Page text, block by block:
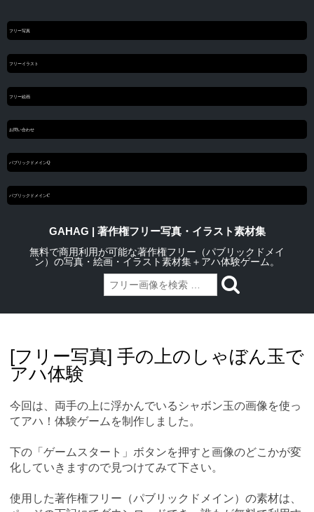
フリー写真
フリーイラスト
フリー絵画
お問い合わせ
パブリックドメインQ
パブリックドメインC
GAHAG | 著作権フリー写真・イラスト素材集
無料で商用利用が可能な著作権フリー（パブリックドメイ
ン）の写真・絵画・イラスト素材集＋アハ体験ゲーム。
content[フリー写真] 手の上のしゃぼん玉で
アハ体験
今回は、両手の上に浮かんでいるシャボン玉の画像を使っ
てアハ！体験ゲームを制作しました。
下の「ゲームスタート」ボタンを押すと画像のどこかが変
化していきますので見つけてみて下さい。
使用した著作権フリー（パブリックドメイン）の素材は、